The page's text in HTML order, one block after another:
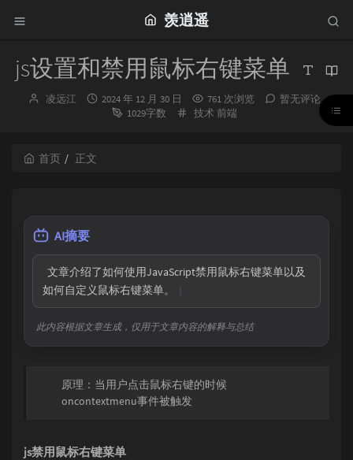
羡逍遥
js设置和禁用鼠标右键菜单
博
凌远江
发
2024 年 12 月 30 日 761 次浏览
暂无评论
1029字数
分
技术 前端
首页 正文
AI摘要
如何自定义鼠标右键菜单。
此内容根据文章生成，仅用于文章内容的解释与总结
原理：当用户点击鼠标右键的时候
oncontextmenu事件被触发
js禁用鼠标右键菜单